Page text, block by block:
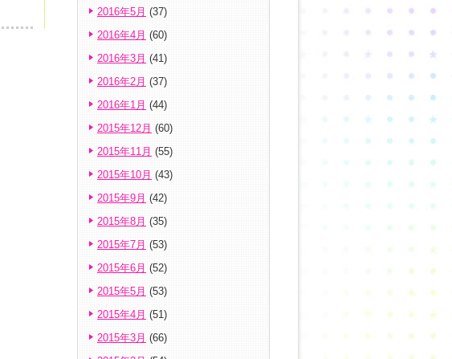
2016年5月 (37)
2016年4月 (60)
2016年3月 (41)
2016年2月 (37)
2016年1月 (44)
2015年12月 (60)
2015年11月 (55)
2015年10月 (43)
2015年9月 (42)
2015年8月 (35)
2015年7月 (53)
2015年6月 (52)
2015年5月 (53)
2015年4月 (51)
2015年3月 (66)